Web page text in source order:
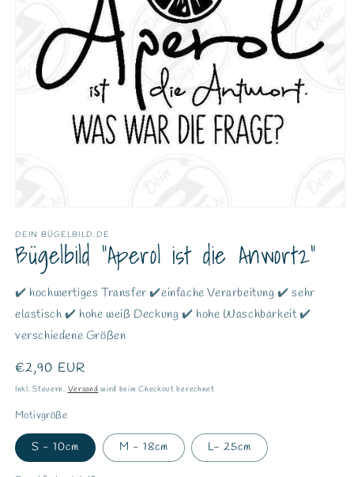
DEIN BÜGELBILD.DE
Bügelbild "Aperol ist die Anwort2"
✔️ hochwertiges Transfer ✔️einfache Verarbeitung ✔️ sehr
elastisch ✔️ hohe weiß Deckung ✔️ hohe Waschbarkeit ✔️
verschiedene Größen
Normaler
Preis
€2,90 EUR
Inkl. Steuern. Versand wird beim Checkout berechnet
Motivgröße
S - 10cm M - 18cm L- 25cm